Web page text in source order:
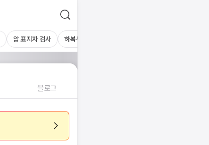
암 표지자 검사 하복부초음파
블로그